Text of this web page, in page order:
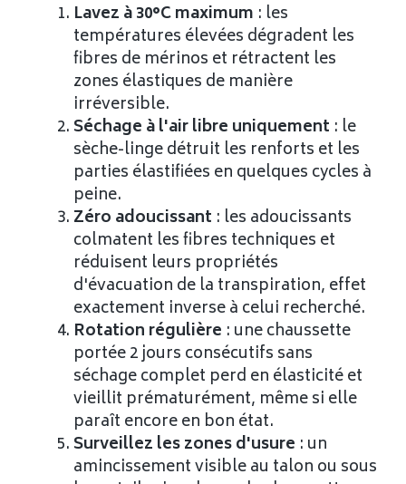
Lavez à 30°C maximum : les
températures élevées dégradent les
fibres de mérinos et rétractent les
zones élastiques de manière
irréversible.
Séchage à l'air libre uniquement : le
sèche-linge détruit les renforts et les
parties élastifiées en quelques cycles à
peine.
Zéro adoucissant : les adoucissants
colmatent les fibres techniques et
réduisent leurs propriétés
d'évacuation de la transpiration, effet
exactement inverse à celui recherché.
Rotation régulière : une chaussette
portée 2 jours consécutifs sans
séchage complet perd en élasticité et
vieillit prématurément, même si elle
paraît encore en bon état.
Surveillez les zones d'usure : un
amincissement visible au talon ou sous